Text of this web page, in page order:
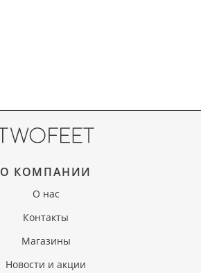
О КОМПАНИИ
О нас
Контакты
Магазины
Новости и акции